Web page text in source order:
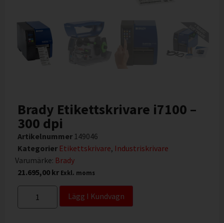
Brady Etikettskrivare i7100 –
300 dpi
Artikelnummer 149046
Kategorier Etikettskrivare, Industriskrivare
Varumärke: Brady
21.695,00 kr Exkl. moms
Lägg I Kundvagn